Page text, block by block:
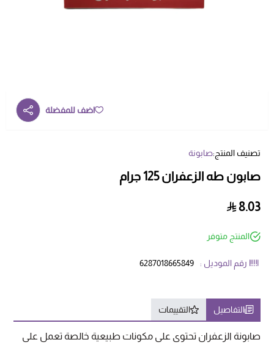
اضف للمفضلة
تصنيف المنتج:صابونة
صابون طه الزعفران 125 جرام
8.03
المنتج متوفر
رقم الموديل : 6287018665849
التفاصيل التقييمات
صابونة الزعفران تحتوى على مكونات طبيعية خالصة تعمل على